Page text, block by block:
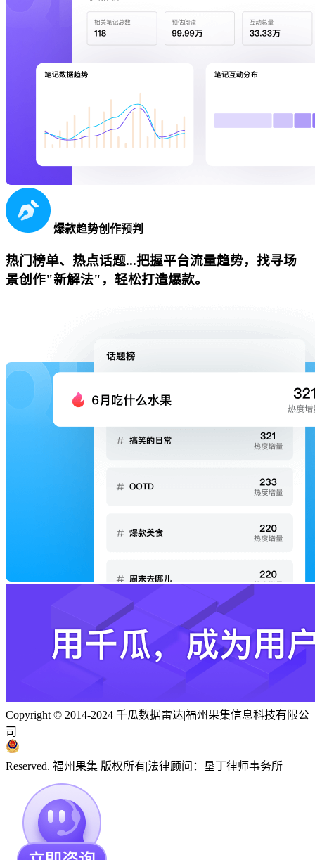
爆款趋势创作预判
热门榜单、热点话题...把握平台流量趋势，找寻场
景创作"新解法"，轻松打造爆款。
Copyright © 2014-2024 千瓜数据雷达|福州果集信息科技有限公
司
|
Reserved. 福州果集 版权所有|法律顾问：垦丁律师事务所